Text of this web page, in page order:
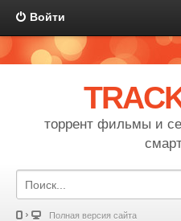
Войти
торрент фильмы и
Полная версия сайта